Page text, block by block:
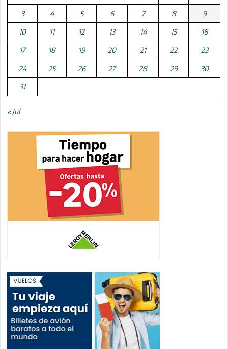
3 4 5 6 7 8 9
10 11 12 13 14 15 16
17 18 19 20 21 22 23
24 25 26 27 28 29 30
31
« Jul